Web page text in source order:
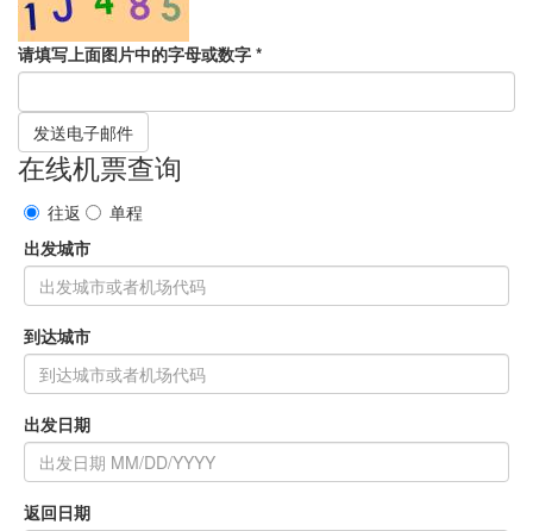
请填写上面图片中的字母或数字 *
发送电子邮件
在线机票查询
往返
单程
出发城市
到达城市
出发日期
返回日期